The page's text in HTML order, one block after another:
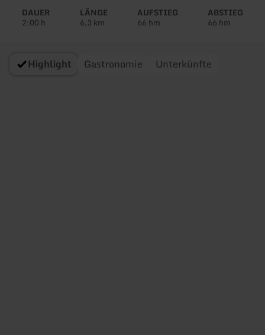
Tour:
DAUER
2:00 h
LÄNGE
6,3 km
AUFSTIEG
66 hm
ABSTIEG
66 hm
Highlight Gastronomie Unterkünfte